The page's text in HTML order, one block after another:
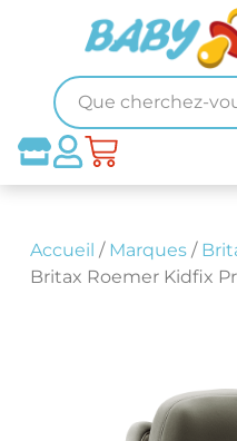
Accueil / Marques/
Britax Roemer Kidfix